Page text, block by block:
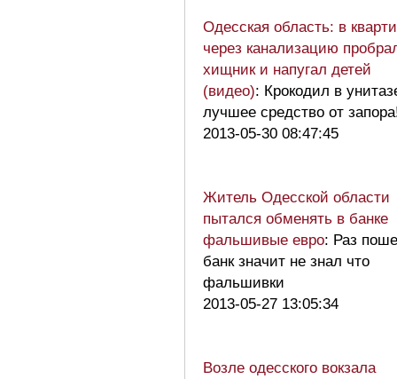
Одесская область: в
через канализацию
хищник и напугал детей
(видео): Крокодил в
лучшее средство от
2013-05-30 08:47:45
Житель Одесской области
пытался обменять в банке
фальшивые евро: Раз
банк значит не знал что
фальшивки
2013-05-27 13:05:34
Возле одесского вокзала